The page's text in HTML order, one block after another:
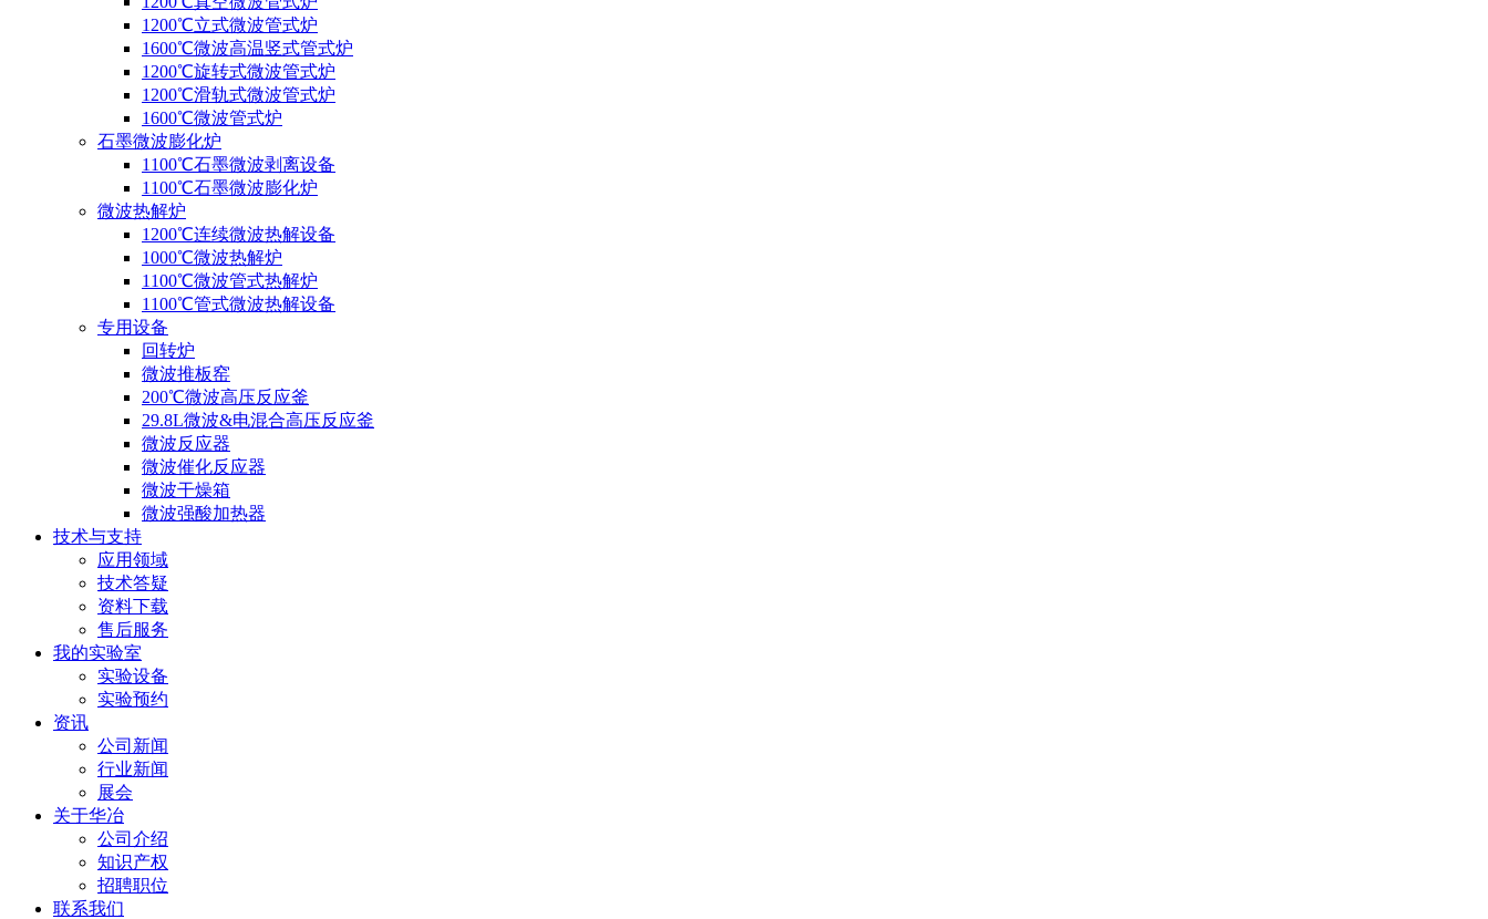
1200℃立式微波管式炉
1600℃微波高温竖式管式炉
1200℃旋转式微波管式炉
1200℃滑轨式微波管式炉
1600℃微波管式炉
石墨微波膨化炉
1100℃石墨微波剥离设备
1100℃石墨微波膨化炉
微波热解炉
1200℃连续微波热解设备
1000℃微波热解炉
1100℃微波管式热解炉
1100℃管式微波热解设备
专用设备
回转炉
微波推板窑
200℃微波高压反应釜
29.8L微波&电混合高压反应釜
微波反应器
微波催化反应器
微波干燥箱
微波强酸加热器
技术与支持
应用领域
技术答疑
资料下载
售后服务
我的实验室
实验设备
实验预约
资讯
公司新闻
行业新闻
展会
关于华冶
公司介绍
知识产权
招聘职位
联系我们